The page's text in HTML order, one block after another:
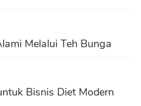
Melalui Teh Bunga
Bisnis Diet Modern